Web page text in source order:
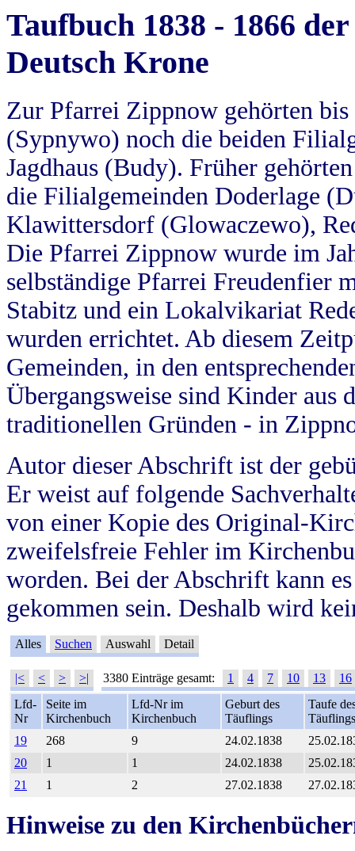
Taufbuch 1838 - 1866
Deutsch Krone
Zur Pfarrei Zippnow gehörten
(Sypnywo) noch die beiden
Jagdhaus (Budy). Früher
die Filialgemeinden Doderlage
Klawittersdorf (Glowaczewo),
Die Pfarrei Zippnow wurde im
selbständige Pfarrei Freudenfier
Stabitz und ein Lokalvikariat
wurden errichtet. Ab diesem
Gemeinden, in den
Übergangsweise sind Kinder aus
traditionellen Gründen - in
Autor dieser Abschrift ist der
Er weist auf folgende
von einer Kopie des Original-
zweifelsfreie Fehler im
worden. Bei der Abschrift kann
gekommen sein. Deshalb wird
Alles Suchen Auswahl Detail
|< < > >| 3380 Einträge gesamt: 1 4 7 10 13
16
Lfd-
Nr
Seite im
Kirchenbuch
Lfd-Nr im
Kirchenbuch
Geburt des
Täuflings
Taufe
Täuflings
19
268 9 24.02.1838
20
1 1 24.02.1838
21
1 2 27.02.1838
Hinweise zu den